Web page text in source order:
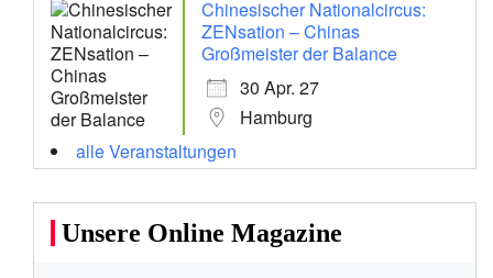
Chinesischer Nationalcircus:
ZENsation – Chinas
Großmeister der Balance
30 Apr. 27
Hamburg
alle Veranstaltungen
Unsere Online Magazine